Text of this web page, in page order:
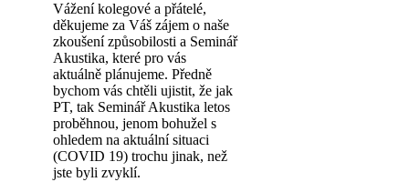
Vážení kolegové a přátelé,
děkujeme za Váš zájem o naše
zkoušení způsobilosti a Seminář
Akustika, které pro vás
aktuálně plánujeme. Předně
bychom vás chtěli ujistit, že jak
PT, tak Seminář Akustika letos
proběhnou, jenom bohužel s
ohledem na aktuální situaci
(COVID 19) trochu jinak, než
jste byli zvyklí.